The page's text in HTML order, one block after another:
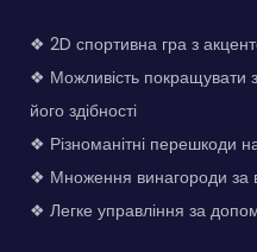
❖ 2D спортивна гра з
❖ Можливість покращувати
його здібності
❖ Різноманітні перешкоди
❖ Множення винагороди за
❖ Легке управління за